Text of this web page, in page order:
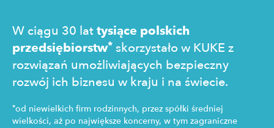
W ciągu 30 lattysiące polskich
przedsiębiorstw* skorzystało w KUKE z
rozwiązań umożliwiających bezpieczny
rozwój ich biznesu w kraju i na świecie.
*od niewielkich firm rodzinnych, przez spółki średniej
wielkości, aż po największe koncerny, w tym zagraniczne